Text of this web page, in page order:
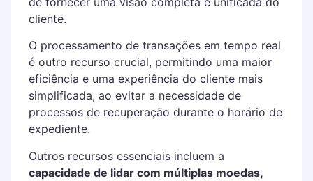
cliente.
O processamento de transações em tempo real
é outro recurso crucial, permitindo uma maior
eficiência e uma experiência do cliente mais
simplificada, ao evitar a necessidade de
processos de recuperação durante o horário de
expediente.
Outros recursos essenciais incluem a
capacidade de lidar com múltiplas moedas,